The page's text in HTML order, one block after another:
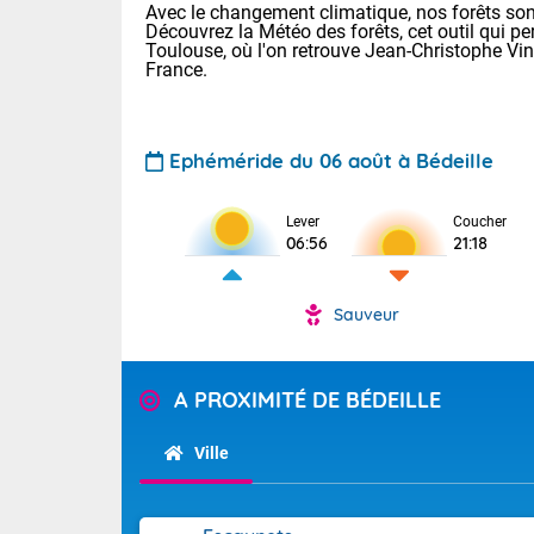
Pour la
Tendance
Avec le changement climatique, nos forêts
Découvrez la Météo des forêts, cet outil qui
Toulouse, où l'on retrouve Jean-Christophe
France.
Ephéméride du 06 août à Bédeille
Lever
06:56
Coucher
21:18
Sauveur
A PROXIMITÉ DE BÉDEILLE
Ville
Voici les
: 18/23 Paris
Clermont-
Lille : 19/24
Cet après-
Risque
Sur le Sud-